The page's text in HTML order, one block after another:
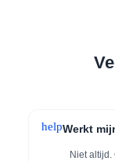
helpWerkt
Niet altijd.